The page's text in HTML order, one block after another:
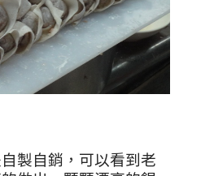
製自銷 ，可以看到老